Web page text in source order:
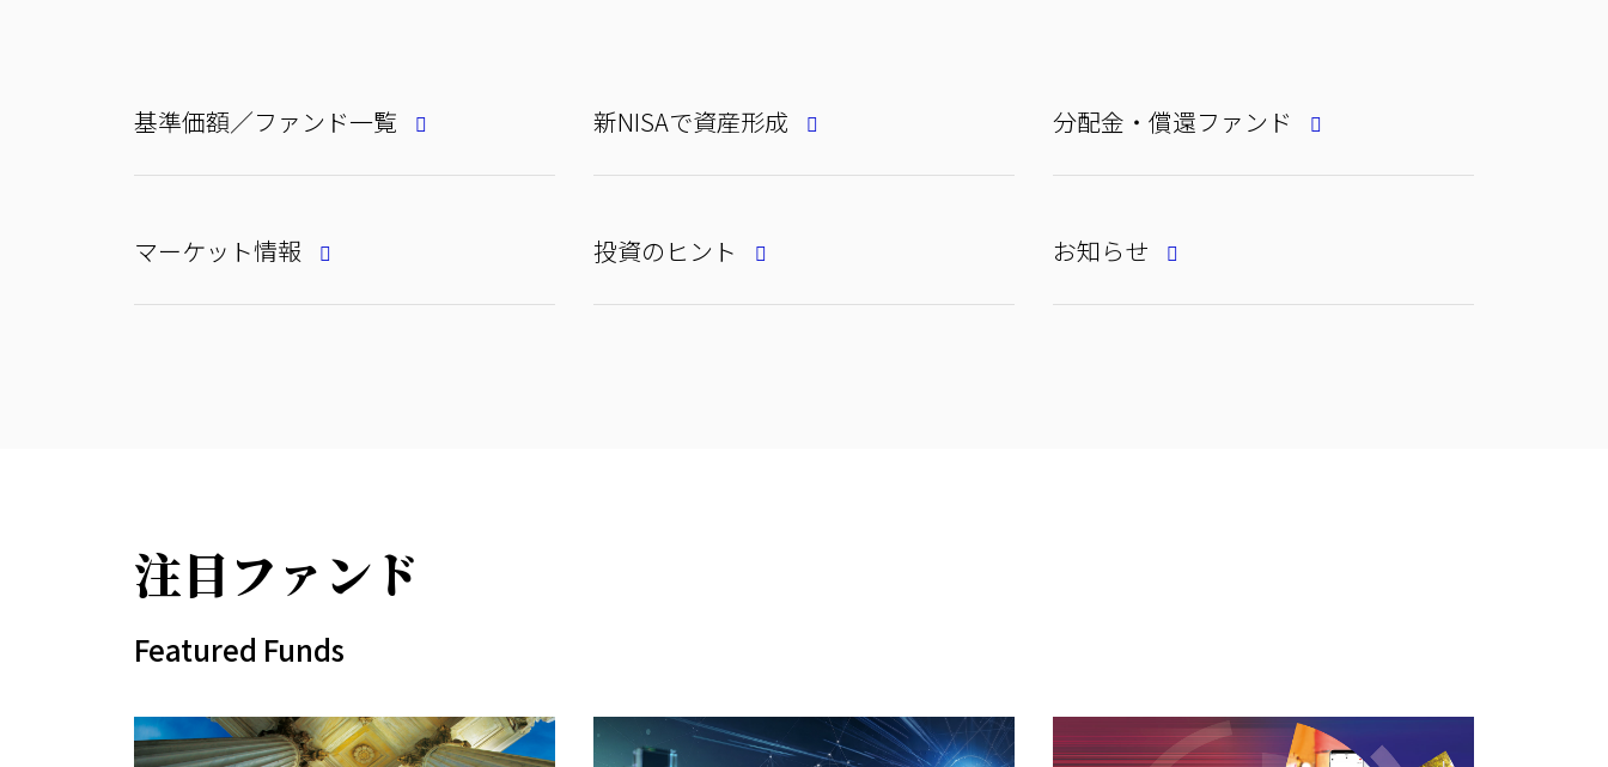
基準価額／ファンド一覧 新NISAで資産形成 分配金・償還ファンド
マーケット情報 投資のヒント お知らせ
注目ファンド
Featured Funds